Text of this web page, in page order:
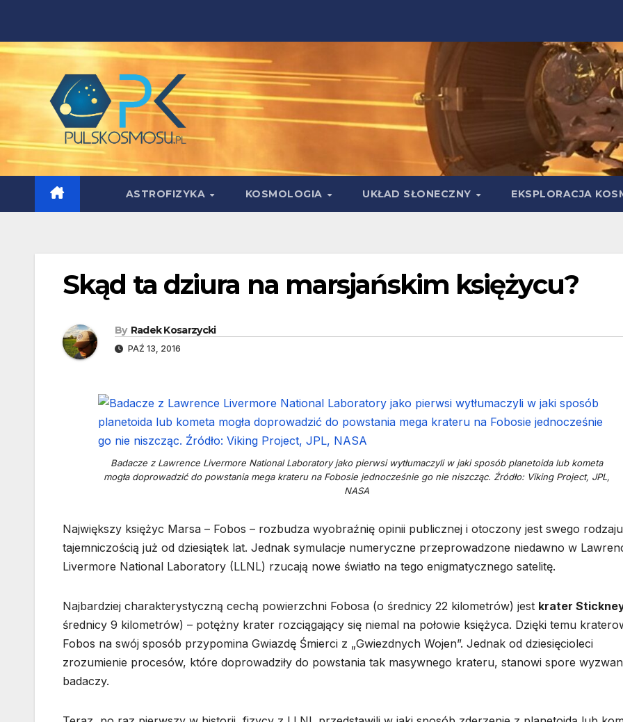
content
ASTROFIZYKA KOSMOLOGIA UKŁAD SŁONECZNY EKSPLORACJA
Skąd ta dziura na marsjańskim księżycu?
By Radek Kosarzycki
PAŹ 13, 2016
Badacze z Lawrence Livermore National Laboratory jako pierwsi wytłumaczyli w jaki sposób planetoida lub kometa
mogła doprowadzić do powstania mega krateru na Fobosie jednocześnie go nie niszcząc. Źródło: Viking Project, JPL,
NASA
Największy księżyc Marsa – Fobos – rozbudza wyobraźnię opinii publicznej i otoczony jest swego rodzaju
tajemniczością już od dziesiątek lat. Jednak symulacje numeryczne przeprowadzone niedawno w
Livermore National Laboratory (LLNL) rzucają nowe światło na tego enigmatycznego satelitę.
Najbardziej charakterystyczną cechą powierzchni Fobosa (o średnicy 22 kilometrów) jest krater
średnicy 9 kilometrów) – potężny krater rozciągający się niemal na połowie księżyca. Dzięki temu
Fobos na swój sposób przypomina Gwiazdę Śmierci z „Gwiezdnych Wojen”. Jednak od dziesięcioleci
zrozumienie procesów, które doprowadziły do powstania tak masywnego krateru, stanowi spore
badaczy.